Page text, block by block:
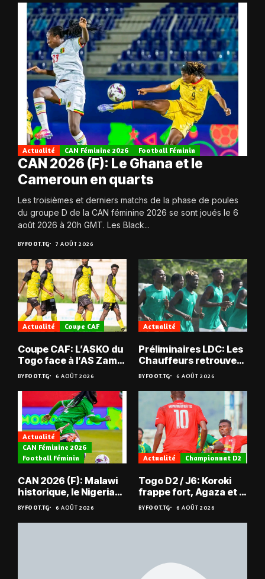
Actualité CAN Féminine 2026 Football Féminin
CAN 2026 (F): Le Ghana et le
Cameroun en quarts
Les troisièmes et derniers matchs de la phase de poules
du groupe D de la CAN féminine 2026 se sont joués le 6
août 2026 à 20h GMT. Les Black...
BYFOOT.TG 7 AOÛT 2026
Actualité Coupe CAF
Coupe CAF: L’ASKO du
Togo face à l’AS Zam
du Niger
BYFOOT.TG 6 AOÛT 2026
Actualité
Préliminaires LDC: Les
Chauffeurs retrouvent
les Mimos
BYFOOT.TG 6 AOÛT 2026
Actualité
CAN Féminine 2026
Football Féminin
CAN 2026 (F): Malawi
historique, le Nigeria
sauvé, la Zambie
éliminée
BYFOOT.TG 6 AOÛT 2026
Actualité Championnat D2
Togo D2 / J6: Koroki
frappe fort, Agaza et la
JCA assurent,
suspense avant Sara
FC – Doumbé FC
BYFOOT.TG 6 AOÛT 2026